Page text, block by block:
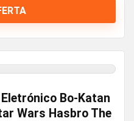
Bo-Katan
Wars Hasbro The